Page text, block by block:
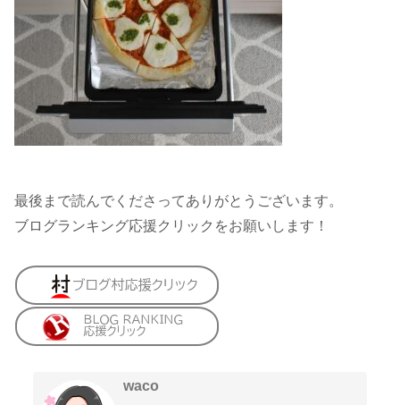
最後まで読んでくださってありがとうございます。
ブログランキング応援クリックをお願いします！
waco